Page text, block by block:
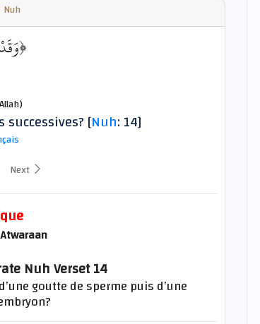
[Nuh: 14]
Next
Nuh Verset 14
goutte de sperme puis d’une